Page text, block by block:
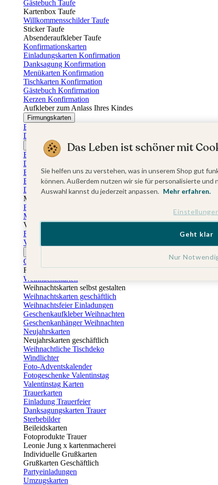
Gästebuch Taufe
Kartenbox Taufe
Willkommensschilder Taufe
Sticker Taufe
Absenderaufkleber Taufe
Konfirmationskarten
Einladungskarten Konfirmation
Danksagung Konfirmation
Menükarten Konfirmation
Tischkarten Konfirmation
Gästebuch Konfirmation
Kerzen Konfirmation
Aufkleber zum Anlass Ihres Kindes
Firmungskarten
Einladungskarten Firmung
Dankeskarten Firmung
Jugendweihekarten
Einladungskarten Jugendweihe
Dankeskarten Jugendweihe
Einschulungskarten
Einladungskarten Einschulung
Danksagung Einschulung
Muttertag
Fotogeschenke Muttertag
Muttertagskarten
Vatertag
Fotogeschenke Vatertag
Vatertagskarten
Osterkarten
Fotogeschenke zu Ostern
Weihnachtskarten
Weihnachtskarten selbst gestalten
Weihnachtskarten geschäftlich
Weihnachtsfeier Einladungen
Geschenkaufkleber Weihnachten
Geschenkanhänger Weihnachten
Neujahrskarten
Neujahrskarten geschäftlich
Weihnachtliche Tischdeko
Windlichter
Foto-Adventskalender
Fotogeschenke Valentinstag
Valentinstag Karten
Trauerkarten
Einladung Trauerfeier
Danksagungskarten Trauer
Sterbebilder
Beileidskarten
Fotoprodukte Trauer
Leonie Jung x kartenmacherei
Individuelle Grußkarten
Grußkarten Geschäftlich
Partyeinladungen
Umzugskarten
Das Leben ist schöner mit
Sie helfen uns zu verstehen, was in unserem Shop gut
können. Außerdem nutzen wir sie für personalisierte
Auswahl kannst du jederzeit anpassen. Mehr erfahren.
Nur
Geht klar